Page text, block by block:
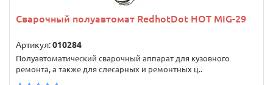
Сварочный полуавтомат RedhotDot HOT MIG-29
Артикул:010284
Полуавтоматический сварочный аппарат для кузовного
ремонта, а также для слесарных и ремонтных ц..